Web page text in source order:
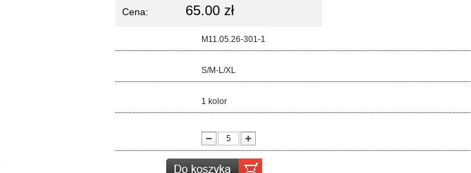
Cena: 65.00 zł
M11.05.26-301-1
S/M-L/XL
1 kolor